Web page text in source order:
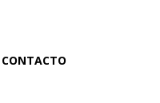
CONTACTO